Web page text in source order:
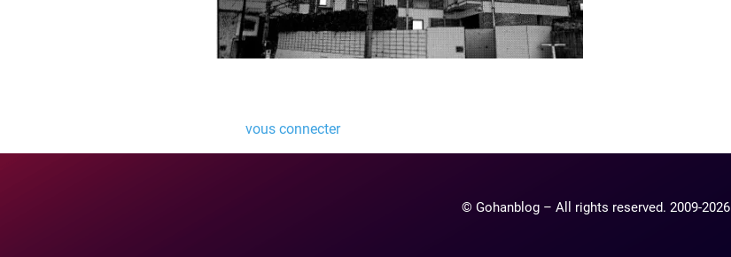
vous connecterpour publier un commentaire.
© Gohanblog – All rights reserved. 2009-2026